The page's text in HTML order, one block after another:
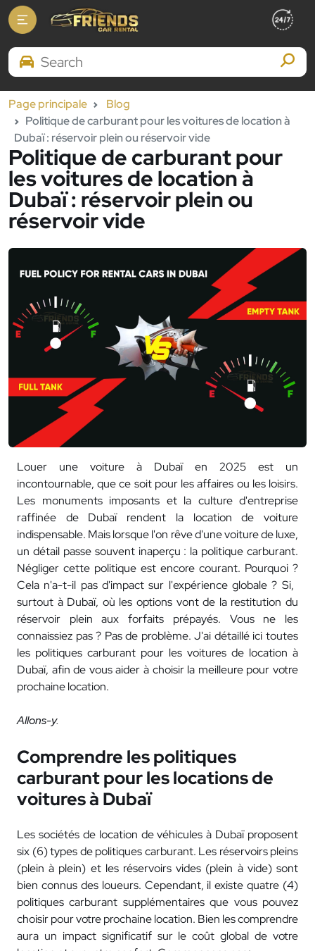
Search Brands
Page principale
Blog
Politique de carburant pour les voitures de location à
Dubaï : réservoir plein ou réservoir vide
Politique de carburant pour
les voitures de location à
Dubaï : réservoir plein ou
réservoir vide
Louer une voiture à Dubaï en 2025 est un
incontournable, que ce soit pour les affaires ou les loisirs.
Les monuments imposants et la culture d'entreprise
raffinée de Dubaï rendent la location de voiture
indispensable. Mais lorsque l'on rêve d'une voiture de luxe,
un détail passe souvent inaperçu : la politique carburant.
Négliger cette politique est encore courant. Pourquoi ?
Cela n'a-t-il pas d'impact sur l'expérience globale ? Si, ​​
surtout à Dubaï, où les options vont de la restitution du
réservoir plein aux forfaits prépayés. Vous ne les
connaissiez pas ? Pas de problème. J'ai détaillé ici toutes
les politiques carburant pour les voitures de location à
Dubaï, afin de vous aider à choisir la meilleure pour votre
prochaine location.
Allons-y.
Comprendre les politiques
carburant pour les locations de
voitures à Dubaï
Les sociétés de location de véhicules à Dubaï proposent
six (6) types de politiques carburant. Les réservoirs pleins
(plein à plein) et les réservoirs vides (plein à vide) sont
bien connus des loueurs. Cependant, il existe quatre (4)
politiques carburant supplémentaires que vous pouvez
choisir pour votre prochaine location. Bien les comprendre
aura un impact significatif sur le coût global de votre